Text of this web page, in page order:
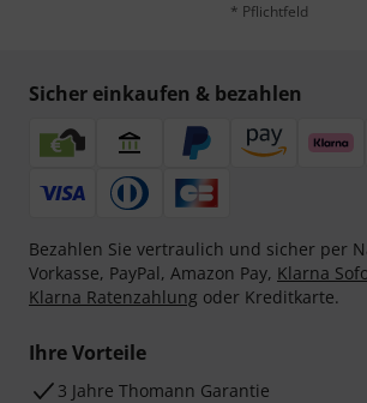
* Pflichtfeld
Sicher einkaufen & bezahlen
Bezahlen Sie vertraulich und sicher per
Vorkasse, PayPal, Amazon Pay, Klarna
Klarna Ratenzahlung oder Kreditkarte.
Ihre Vorteile
3 Jahre Thomann Garantie